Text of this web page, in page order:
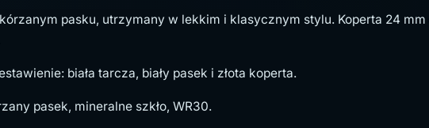
pasku, utrzymany w lekkim i klasycznym stylu. Koperta 24
biała tarcza, biały pasek i złota koperta.
pasek, mineralne szkło, WR30.